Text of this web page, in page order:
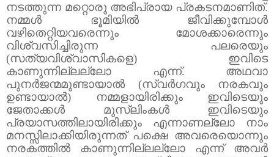
നടത്തുന്ന മറ്റൊരു അഭിപ്രായ പ്രകടനമാണിത്.
നമ്മൾ ഭൂമിയിൽ ജീവിക്കുമ്പോൾ
വഴിതെറ്റിയവരെന്നും മോശക്കാരെന്നും
വിശ്വസിച്ചിരുന്ന പലരെയും
(സത്യവിശ്വാസികളെ) ഇവിടെ
കാണുന്നില്ലല്ലോ എന്ന്.
അഥവാ
പുനർജന്മമുണ്ടായാൽ (സ്വർഗവും നരകവും
ഉണ്ടായാൽ) നമ്മളായിരിക്കും ഇവിടെയും
ജേതാക്കൾ മുസ്‌ലിംകൾ ഇവിടെയും
പ്രയാസത്തിലായിരിക്കും എന്നാണല്ലോ നാം
മനസ്സിലാക്കിയിരുന്നത് പക്ഷെ അവരെയൊന്നും
നരകത്തിൽ കാണുന്നില്ലല്ലോ എന്ന് അവർ